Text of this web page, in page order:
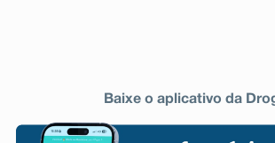
Baixe o aplicativo da